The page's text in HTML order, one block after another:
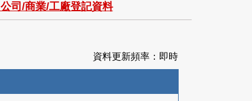
檢
索
公司/商業/工廠登記資料
資料更新頻率：即時